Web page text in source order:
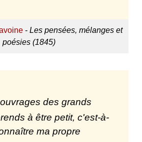
-Les pensées, mélanges et
poésies (1845)
des grands
à être petit, c'est-à-
ma propre